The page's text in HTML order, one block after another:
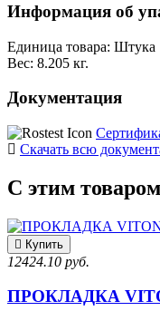
Информация об
Единица товара: Штука
Вес: 8.205 кг.
Документация
Скачать всю
С этим
Купить
12424.10 руб.
ПРОКЛАДКА